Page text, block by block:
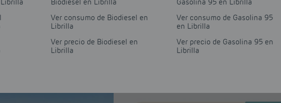
Biodiesel en Librilla
Ver consumo de Biodiesel en
Librilla
Ver precio de Biodiesel en
Librilla
Gasolina 95 en Librilla
Ver consumo de Gasolina 95
en Librilla
Ver precio de Gasolina 95 en
Librilla